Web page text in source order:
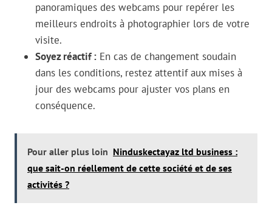
panoramiques des webcams pour repérer les
meilleurs endroits à photographier lors de votre
visite.
Soyez réactif : En cas de changement soudain
dans les conditions, restez attentif aux mises à
jour des webcams pour ajuster vos plans en
conséquence.
Pour aller plus loin Ninduskectayaz ltd business :
que sait-on réellement de cette société et de ses
activités ?